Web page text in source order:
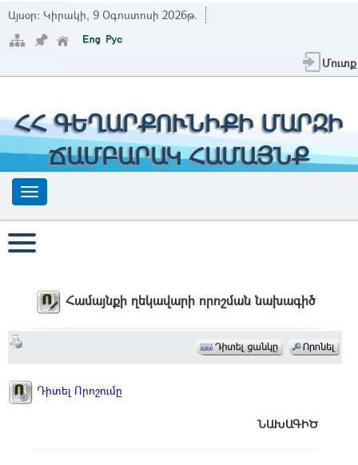
Այսօր: Կիրակի, 9 Օգոստոսի 2026թ.
Մուտք
ՀՀ ԳԵՂԱՐՔՈՒՆԻՔԻ ՄԱՐԶԻ
ՃԱՄԲԱՐԱԿ ՀԱՄԱՅՆՔ
Համայնքի ղեկավարի որոշման նախագիծ
Դիտել Որոշումը
ՆԱԽԱԳԻԾ